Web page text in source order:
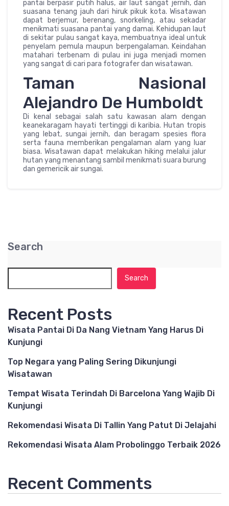
pantai berpasir putih halus, air laut sangat jernih, dan
suasana tenang jauh dari hiruk pikuk kota. Wisatawan
dapat berjemur, berenang, snorkeling, atau sekadar
menikmati suasana pantai yang damai. Kehidupan laut
di sekitar pulau sangat kaya, membuatnya ideal untuk
penyelam pemula maupun berpengalaman. Keindahan
matahari terbenam di pulau ini juga menjadi momen
yang sangat di cari para fotografer dan wisatawan.
Taman Nasional
Alejandro De Humboldt
Di kenal sebagai salah satu kawasan alam dengan
keanekaragam hayati tertinggi di karibia. Hutan tropis
yang lebat, sungai jernih, dan beragam spesies flora
serta fauna memberikan pengalaman alam yang luar
biasa. Wisatawan dapat melakukan hiking melalui jalur
hutan yang menantang sambil menikmati suara burung
dan gemericik air sungai.
Search
Search
Recent Posts
Wisata Pantai Di Da Nang Vietnam Yang Harus Di
Kunjungi
Top Negara yang Paling Sering Dikunjungi
Wisatawan
Tempat Wisata Terindah Di Barcelona Yang Wajib Di
Kunjungi
Rekomendasi Wisata Di Tallin Yang Patut Di Jelajahi
Rekomendasi Wisata Alam Probolinggo Terbaik 2026
Recent Comments